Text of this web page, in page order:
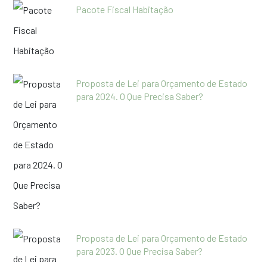
Pacote Fiscal Habitação
Proposta de Lei para Orçamento de Estado
para 2024. O Que Precisa Saber?
Proposta de Lei para Orçamento de Estado
para 2023. O Que Precisa Saber?